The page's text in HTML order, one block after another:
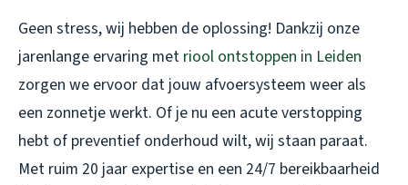
Geen stress, wij hebben de oplossing! Dankzij onze
jarenlange ervaring met riool ontstoppen in Leiden
zorgen we ervoor dat jouw afvoersysteem weer als
een zonnetje werkt. Of je nu een acute verstopping
hebt of preventief onderhoud wilt, wij staan paraat.
Met ruim 20 jaar expertise en een 24/7 bereikbaarheid